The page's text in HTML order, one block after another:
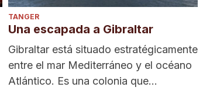
TANGER
Una escapada a Gibraltar
Gibraltar está situado estratégicamente
entre el mar Mediterráneo y el océano
Atlántico. Es una colonia que